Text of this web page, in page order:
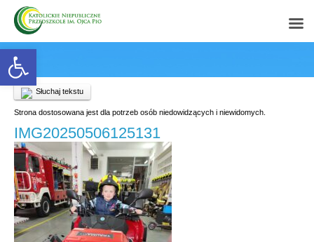
Open toolbar
Słuchaj tekstu
Strona dostosowana jest dla potrzeb osób niedowidzących i niewidomych.
IMG20250506125131